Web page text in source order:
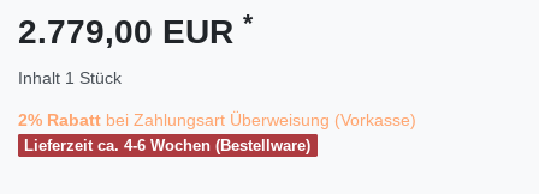
2.779,00 EUR *
Inhalt 1 Stück
2% Rabatt bei Zahlungsart Überweisung (Vorkasse)
Lieferzeit ca. 4-6 Wochen (Bestellware)